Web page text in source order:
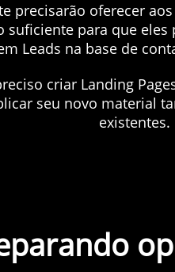
precisarão oferecer
suficiente para que
Leads na base de
criar Landing
seu novo material
existentes.